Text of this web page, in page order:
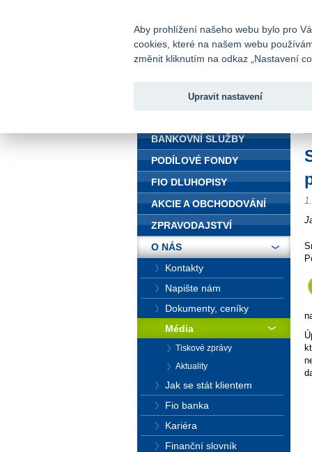
Fio banka
BANKOVNÍ SLUŽBY
PODÍLOVÉ FONDY
FIO DLUHOPISY
AKCIE A OBCHODOVÁNÍ
ZPRAVODAJSTVÍ
O NÁS
Kontakty
Napište nám
Dokumenty, ceníky
Média
Tiskové zprávy
Aktuality
Jak se stát klientem
Fio banka
Kariéra
Finanční slovník
Aby prohlížení našeho webu bylo pro
cookies, které na našem webu
změnit kliknutím na odkaz „Nastavení
Upravit nastavení